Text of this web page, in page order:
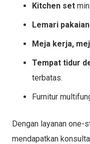
Kitchen set
Lemari pakaian
Meja kerja,
Tempat tidur
terbatas.
Furnitur
Dengan layanan one-
mendapatkan